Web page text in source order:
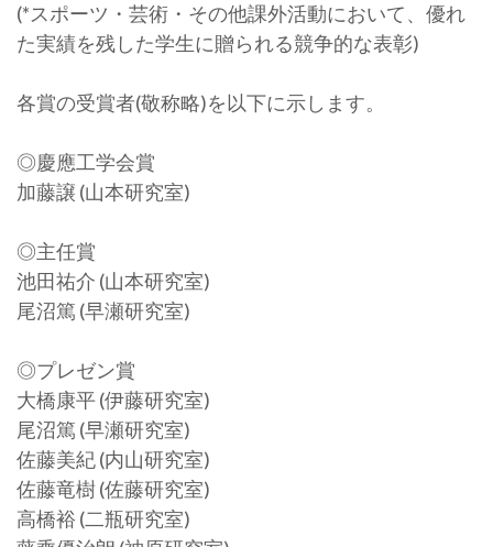
(*スポーツ・芸術・その他課外活動において、優れ
た実績を残した学生に贈られる競争的な表彰)
各賞の受賞者(敬称略)を以下に示します。
◎慶應工学会賞
加藤譲 (山本研究室)
◎主任賞
池田祐介 (山本研究室)
尾沼篤 (早瀬研究室)
◎プレゼン賞
大橋康平 (伊藤研究室)
尾沼篤 (早瀬研究室)
佐藤美紀 (内山研究室)
佐藤竜樹 (佐藤研究室)
高橋裕 (二瓶研究室)